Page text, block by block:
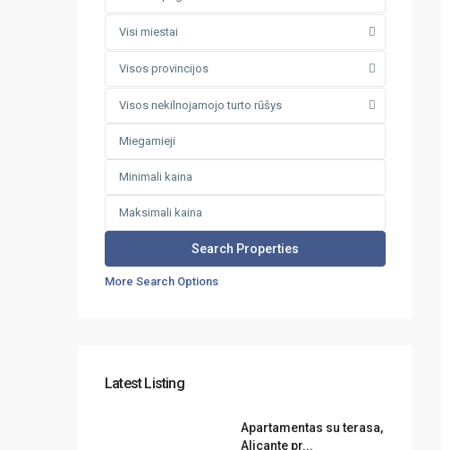
Visi miestai
Visos provincijos
Visos nekilnojamojo turto rūšys
More Search Options
Latest Listing
Apartamentas su terasa,
Alicante pr...